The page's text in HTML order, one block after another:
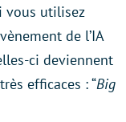
vous utilisez
de l’IA
ci deviennent
efficaces : “Big